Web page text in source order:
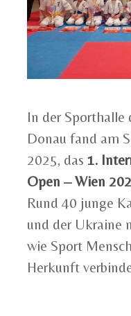
In der Sporthalle
Donau fand am
2025, das 1.
Open – Wien
Rund 40 junge
und der Ukraine
wie Sport
Herkunft